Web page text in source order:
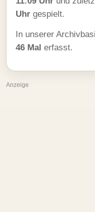
Uhr gespielt.
In unserer
46 Mal erfasst.
Anzeige